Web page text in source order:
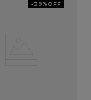
-30%OFF